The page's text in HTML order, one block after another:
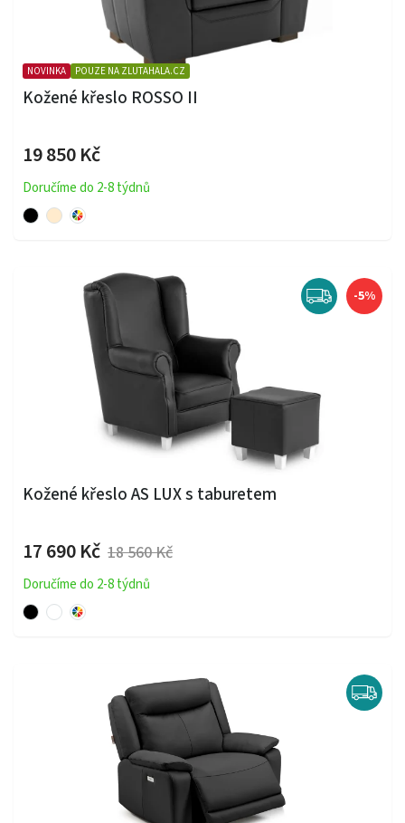
NOVINKA POUZE NA ZLUTAHALA.CZ
Kožené křeslo ROSSO II
19 850 Kč
Doručíme do 2-8 týdnů
-5%
Kožené křeslo AS LUX s taburetem
17 690 Kč 18 560 Kč
Doručíme do 2-8 týdnů